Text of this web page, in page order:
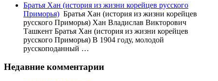
Братья Хан (история из жизни корейцев русского
Приморья) Братья Хан (история из жизни корейцев
русского Приморья) Хан Владислав Викторович
Ташкент Братья Хан (история из жизни корейцев
русского Приморья) В 1904 году, молодой
русскоподанный …
Недавние комментарии